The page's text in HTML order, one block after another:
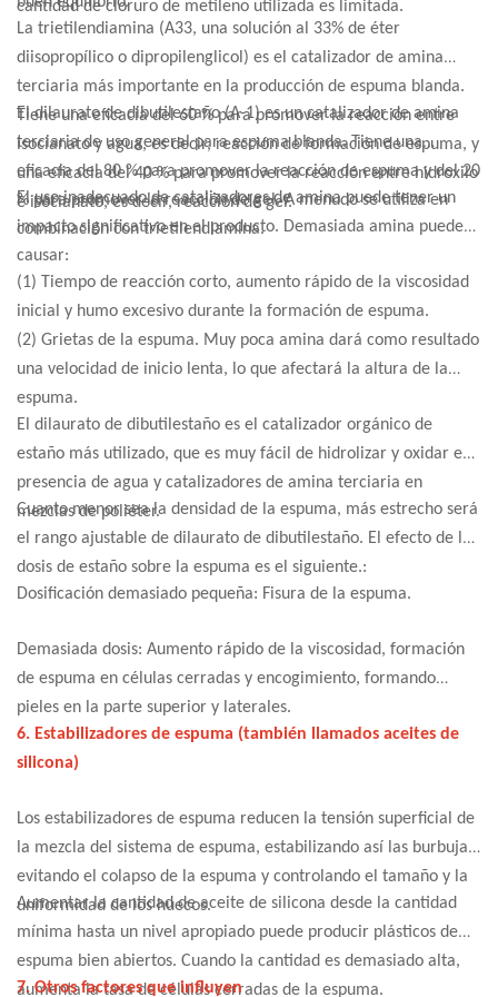
cantidad de cloruro de metileno utilizada es limitada.
La trietilendiamina (A33, una solución al 33% de éter
diisopropílico o dipropilenglicol) es el catalizador de amina
terciaria más importante en la producción de espuma blanda.
Tiene una eficacia del 60 % para promover la reacción entre
isocianato y agua, es decir, reacción de formación de espuma, y
​​una eficacia del 40 % para promover la reacción entre hidroxilo
e isocianato, es decir, reacción de gel.
El dilaurato de dibutilestaño (A-1) es un catalizador de amina
terciaria de uso general para espuma blanda. Tiene una
eficacia del 80 % para promover la reacción de espuma y del 20
% para promover la reacción de gel. A menudo se utiliza en
combinación con trietilendiamina.
El uso inadecuado de catalizadores de amina puede tener un
impacto significativo en el producto. Demasiada amina puede
causar:
(1) Tiempo de reacción corto, aumento rápido de la viscosidad
inicial y humo excesivo durante la formación de espuma.
(2) Grietas de la espuma. Muy poca amina dará como resultado
una velocidad de inicio lenta, lo que afectará la altura de la
espuma.
El dilaurato de dibutilestaño es el catalizador orgánico de
estaño más utilizado, que es muy fácil de hidrolizar y oxidar en
presencia de agua y catalizadores de amina terciaria en
mezclas de poliéter.
Cuanto menor sea la densidad de la espuma, más estrecho será
el rango ajustable de dilaurato de dibutilestaño. El efecto de la
dosis de estaño sobre la espuma es el siguiente.:
Dosificación demasiado pequeña: Fisura de la espuma.
Demasiada dosis: Aumento rápido de la viscosidad, formación
de espuma en células cerradas y encogimiento, formando
pieles en la parte superior y laterales.
6. Estabilizadores de espuma (también llamados aceites de
silicona)
Los estabilizadores de espuma reducen la tensión superficial de
la mezcla del sistema de espuma, estabilizando así las burbujas,
evitando el colapso de la espuma y controlando el tamaño y la
uniformidad de los huecos.
Aumentar la cantidad de aceite de silicona desde la cantidad
mínima hasta un nivel apropiado puede producir plásticos de
espuma bien abiertos. Cuando la cantidad es demasiado alta,
aumenta la tasa de células cerradas de la espuma.
7. Otros factores que influyen